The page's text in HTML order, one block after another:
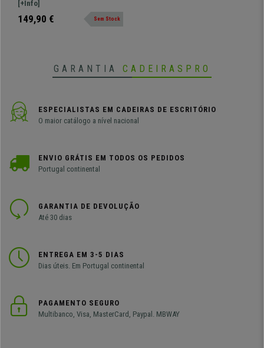
Conforto garantido, materiais de
qualidade.
[+Info]
149,90 € Sem Stock
GARANTIA CADEIRASPRO
ESPECIALISTAS EM CADEIRAS DE ESCRITÓRIO
O maior catálogo a nível nacional
ENVIO GRÁTIS EM TODOS OS PEDIDOS
Portugal continental
GARANTIA DE DEVOLUÇÃO
Até 30 dias
ENTREGA EM 3-5 DIAS
Dias úteis. Em Portugal continental
PAGAMENTO SEGURO
Multibanco, Visa, MasterCard, Paypal. MBWAY